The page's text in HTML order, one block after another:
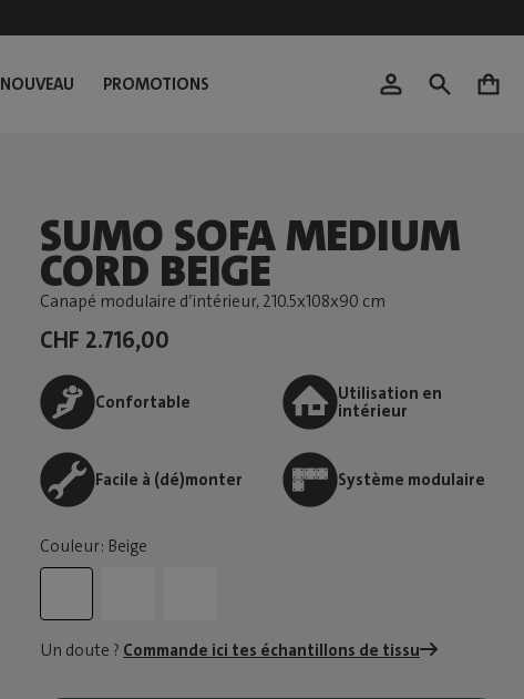
NOUVEAU PROMOTIONS 0
SUMO SOFA MEDIUM
CORD BEIGE
Canapé modulaire d’intérieur, 210.5x108x90 cm
CHF 2.716,00
Confortable
Utilisation en
intérieur
Facile à (dé)monter Système modulaire
Couleur: Beige
Un doute ? Commande ici tes échantillons de tissu